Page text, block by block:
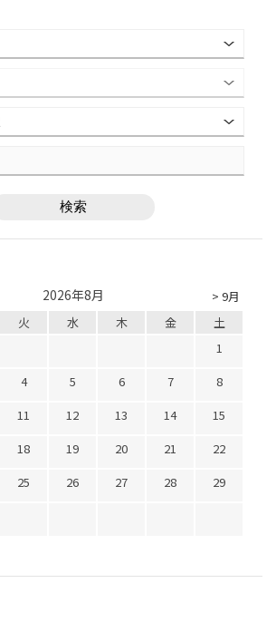
> 9月
2026年8月
火 水 木 金
土
1
4 5 6 7
8
11 12 13 14
15
18 19 20 21
22
25 26 27 28
29